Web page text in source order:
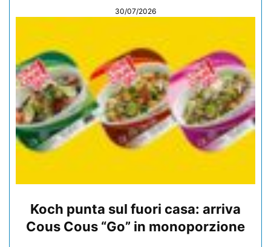
30/07/2026
Koch punta sul fuori casa: arriva
Cous Cous “Go” in monoporzione